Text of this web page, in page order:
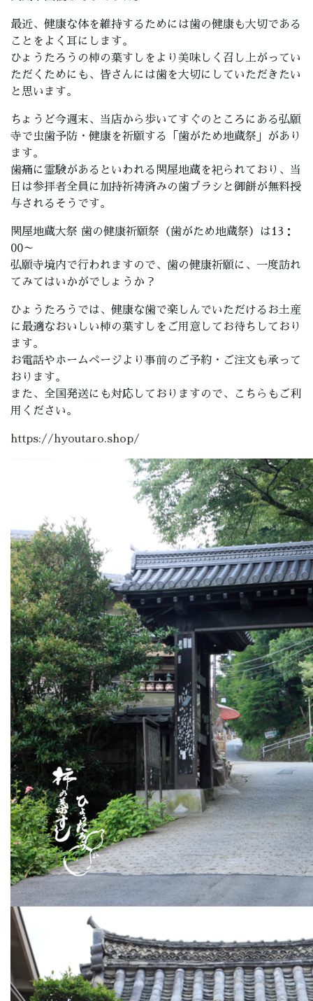
最近、健康な体を維持するためには歯の健康も大切である
ことをよく耳にします。
ひょうたろうの柿の葉すしをより美味しく召し上がってい
ただくためにも、皆さんには歯を大切にしていただきたい
と思います。
ちょうど今週末、当店から歩いてすぐのところにある弘願
寺で虫歯予防・健康を祈願する「歯がため地蔵祭」があり
ます。
歯痛に霊験があるといわれる関屋地蔵を祀られており、当
日は参拝者全員に加持祈祷済みの歯ブラシと御餅が無料授
与されるそうです。
関屋地蔵大祭 歯の健康祈願祭（歯がため地蔵祭）は13：
00～
弘願寺境内で行われますので、歯の健康祈願に、一度訪れ
てみてはいかがでしょうか？
ひょうたろうでは、健康な歯で楽しんでいただけるお土産
に最適なおいしい柿の葉すしをご用意してお待ちしており
ます。
お電話やホームページより事前のご予約・ご注文も承って
おります。
また、全国発送にも対応しておりますので、こちらもご利
用ください。
https://hyoutaro.shop/